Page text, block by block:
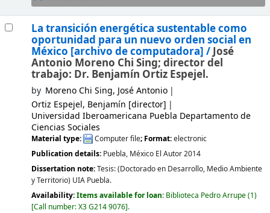
La transición energética sustentable como
oportunidad para un nuevo orden social en
México [archivo de computadora] /José
Antonio Moreno Chi Sing; director del
trabajo: Dr. Benjamín Ortiz Espejel.
by Moreno Chi Sing, José Antonio
Ortiz Espejel, Benjamín [director]
Universidad Iberoamericana Puebla Departamento de
Ciencias Sociales
Material type: Computer file; Format:electronic
Publication details: Puebla, México El Autor2014
Dissertation note:Tesis: (Doctorado en Desarrollo, Medio Ambiente
y Territorio) UIA Puebla.
Availability:Items available for loan: Biblioteca Pedro Arrupe(1)
Call number:X3 G214 9076 .